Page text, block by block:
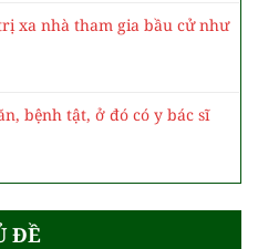
xa nhà tham gia bầu cử như
bệnh tật, ở đó có y bác sĩ
ĐỀ